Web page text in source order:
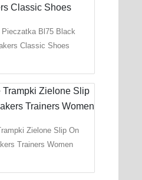
Bl75 Black
Classic Shoes
Zielone Slip On
Trainers Women